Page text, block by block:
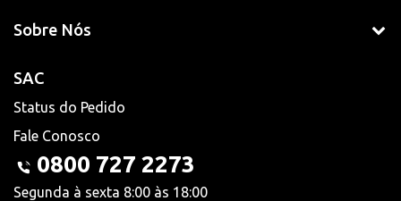
Sobre Nós
SAC
Status do Pedido
Fale Conosco
0800 727 2273
Segunda à sexta 8:00 às 18:00